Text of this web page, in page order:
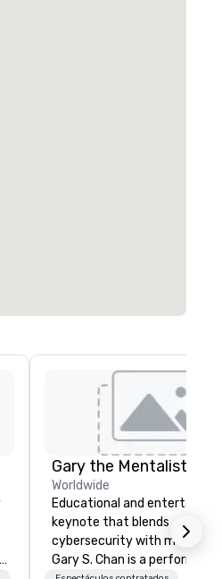
Gary the Mentalist
Worldwide
Educational and entertaining
keynote that blends
cybersecurity with
Gary S. Chan is a performing